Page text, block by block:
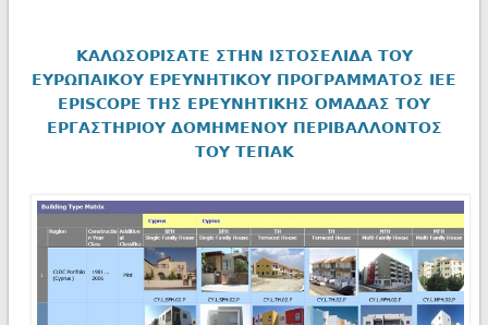
ΚΑΛΩΣΟΡΙΣΑΤΕ ΣΤΗΝ ΙΣΤΟΣΕΛΙΔΑ ΤΟΥ
ΕΥΡΩΠΑΙΚΟΥ ΕΡΕΥΝΗΤΙΚΟΥ ΠΡΟΓΡΑΜΜΑΤΟΣ ΙΕΕ
EPISCOPE ΤΗΣ ΕΡΕΥΝΗΤΙΚΗΣ ΟΜΑΔΑΣ ΤΟΥ
ΕΡΓΑΣΤΗΡΙΟΥ ΔΟΜΗΜΕΝΟΥ ΠΕΡΙΒΑΛΛΟΝΤΟΣ
ΤΟΥ ΤΕΠΑΚ